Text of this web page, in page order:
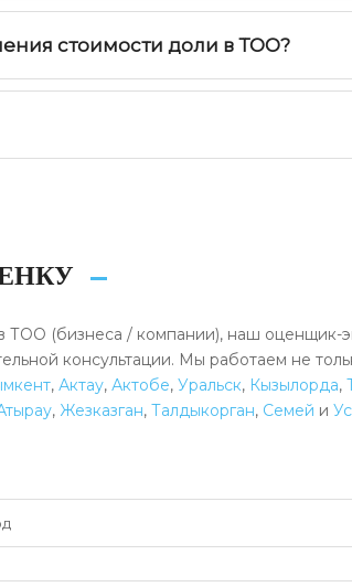
стоимости доли в ТОО?
ТОО (бизнеса / компании), наш оценщик-
консультации. Мы работаем не
,Актау,Актобе,Уральск, Кызылорда,
, Жезказган,Талдыкорган, Семей и